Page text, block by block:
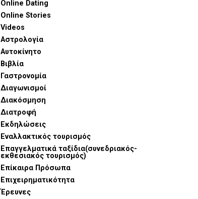
Online Dating
Online Stories
Videos
Αστρολογία
Αυτοκίνητο
Βιβλία
Γαστρονομία
Διαγωνισμοί
Διακόσμηση
Διατροφή
Εκδηλώσεις
Εναλλακτικός τουρισμός
Επαγγελματικά ταξίδια(συνεδριακός-
εκθεσιακός τουρισμός)
Επίκαιρα Πρόσωπα
Επιχειρηματικότητα
Έρευνες